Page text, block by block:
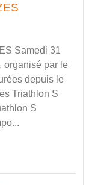
Samedi 31
par le
depuis le
Triathlon S
S